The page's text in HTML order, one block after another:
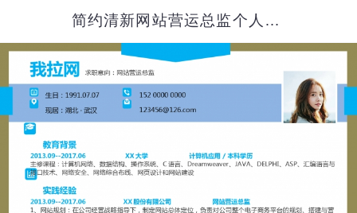
简约清新网站营运总监个人简历